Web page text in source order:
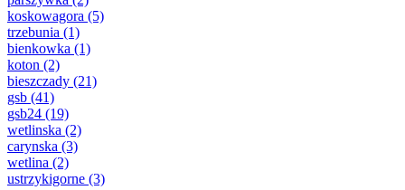
koskowagora (5)
trzebunia (1)
bienkowka (1)
koton (2)
bieszczady (21)
gsb (41)
gsb24 (19)
wetlinska (2)
carynska (3)
wetlina (2)
ustrzykigorne (3)